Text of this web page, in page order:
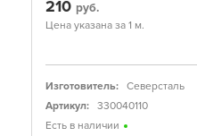
210 руб.
Цена указана за 1 м.
Изготовитель:
Северсталь
Артикул:
330040110
Есть в наличии